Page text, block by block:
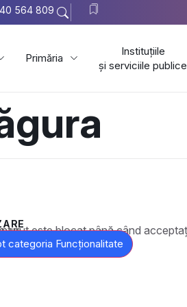
564 809
Primăria
Instituțiile
și serviciile publice
de cookie-uri.
categoria Funcționalitate